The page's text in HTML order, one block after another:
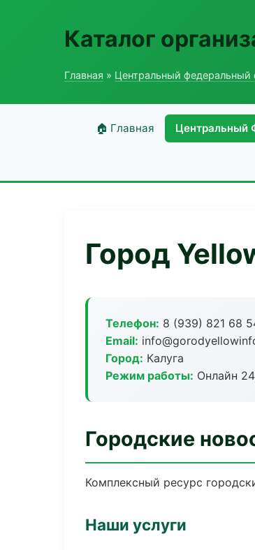
Каталог
Главная » Центральный федеральный
🏠 Главная Центральный
Город
Телефон: 8 (939) 821 68
Email:
Город: Калуга
Режим работы: Онлайн
Городские
Комплексный ресурс
Наши услуги